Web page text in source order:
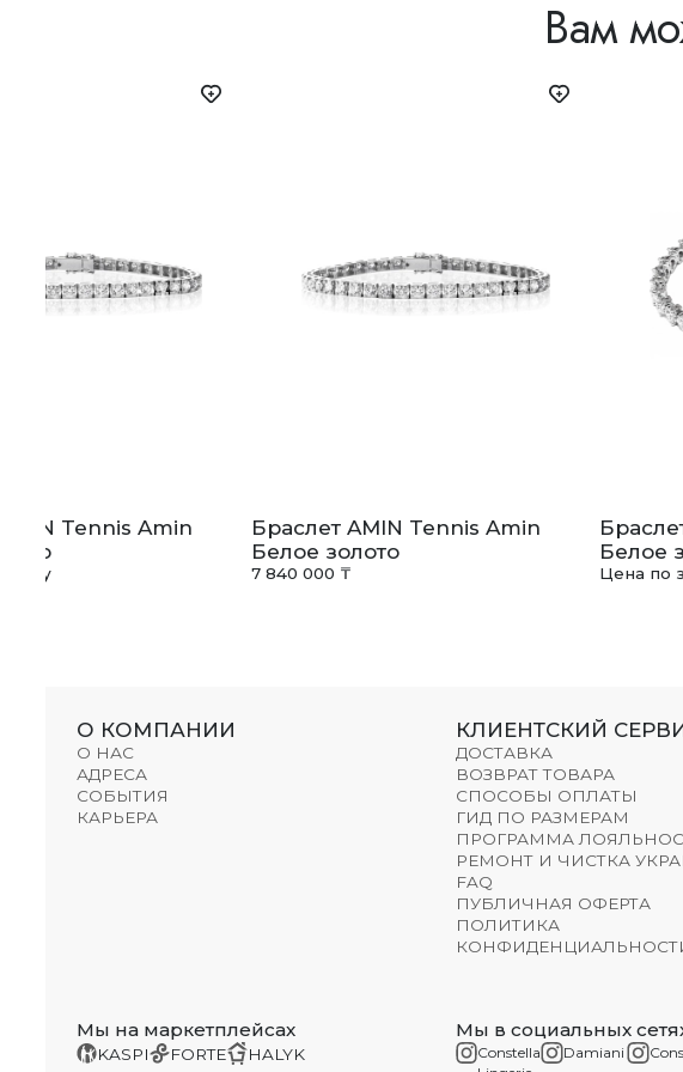
Вам
Tennis Amin
Браслет AMIN Tennis Amin
Белое золото
7 840 000 ₸
Белое
Цена по
О КОМПАНИИ
О НАС
АДРЕСА
СОБЫТИЯ
КАРЬЕРА
КЛИЕНТСКИЙ
ДОСТАВКА
ВОЗВРАТ ТОВАРА
СПОСОБЫ ОПЛАТЫ
ГИД ПО РАЗМЕРАМ
ПРОГРАММА
РЕМОНТ И ЧИСТКА
FAQ
ПУБЛИЧНАЯ ОФЕРТА
ПОЛИТИКА
Мы на маркетплейсах
KASPI FORTE HALYK
Мы в социальных
Constella
Damiani